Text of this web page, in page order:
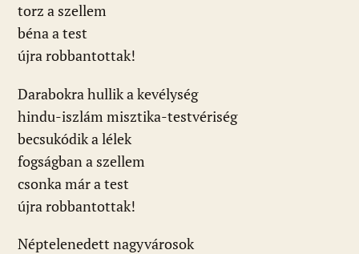
torz a szellem
béna a test
újra robbantottak!
Darabokra hullik a kevélység
hindu-iszlám misztika-testvériség
becsukódik a lélek
fogságban a szellem
csonka már a test
újra robbantottak!
Néptelenedett nagyvárosok